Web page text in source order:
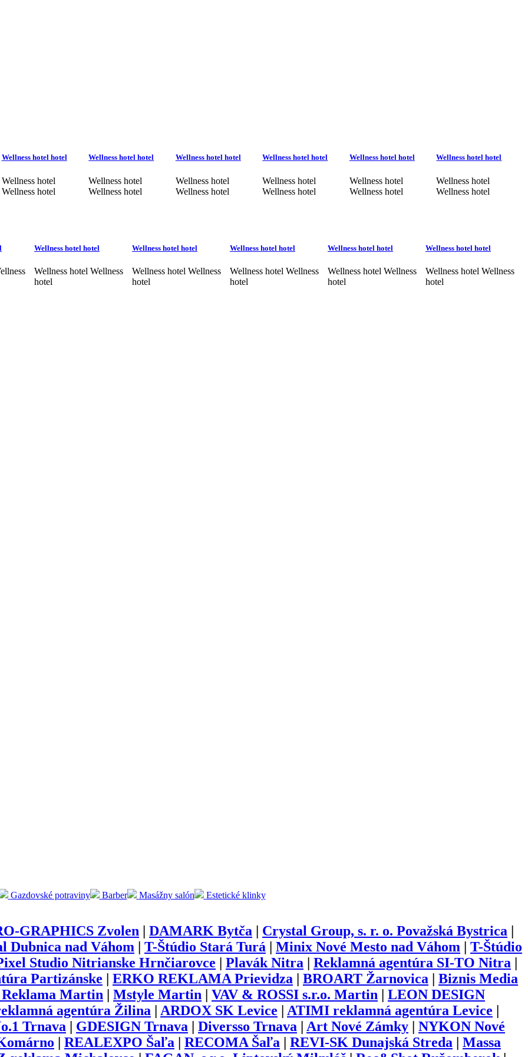
Wellness hotel hotel
Wellness hotel
Wellness hotel
Wellness hotel hotel
Wellness hotel
Wellness hotel
Wellness hotel hotel
Wellness hotel
Wellness hotel
Wellness hotel hotel
Wellness hotel
Wellness hotel
Wellness hotel hotel
Wellness hotel
Wellness hotel
Wellness hotel hotel
Wellness hotel
Wellness hotel
Wellness hotel hotel
Wellness hotel Wellness
hotel
Wellness hotel hotel
Wellness hotel Wellness
hotel
Wellness hotel hotel
Wellness hotel Wellness
hotel
Wellness hotel hotel
Wellness hotel Wellness
hotel
Wellness hotel hotel
Wellness hotel Wellness
hotel
Gazdovské potraviny Barber Masážny salón Estetické klinky
GRAPHICS Zvolen DAMARK Bytča Crystal Group, s. r. o. Považská Bystrica
Dubnica nad Váhom
T-Štúdio Stará Turá Minix Nové Mesto nad Váhom
T-Štúdio
Studio Nitrianske Hrnčiarovce
Plavák Nitra Reklamná agentúra SI-TO Nitra
Partizánske
ERKO REKLAMA Prievidza BROART Žarnovica
Biznis Media
Martin
Mstyle Martin VAV & ROSSI s.r.o. Martin
LEON DESIGN
agentúra Žilina
ARDOX SK Levice ATIMI reklamná agentúra Levice
Trnava
GDESIGN Trnava Diversso Trnava Art Nové Zámky
NYKON Nové
REALEXPO Šaľa RECOMA Šaľa REVI-SK Dunajská Streda
Massa